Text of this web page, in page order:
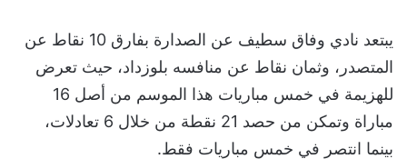
يبتعد نادي وفاق سطيف عن الصدارة بفارق 10 نقاط عن
المتصدر، وثمان نقاط عن منافسه بلوزداد، حيث تعرض
للهزيمة في خمس مباريات هذا الموسم من أصل 16
مباراة وتمكن من حصد 21 نقطة من خلال 6 تعادلات،
بينما انتصر في خمس مباريات فقط.